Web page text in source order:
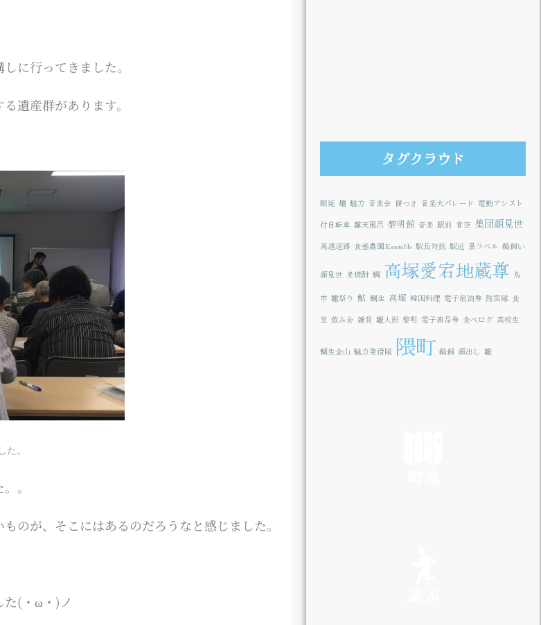
に行ってきました。
遺産群があります。
。
。
のが、そこにはあるのだろうなと感じました。
た(・ω・)ノ
タグクラウド
順延 麺 魅力 音楽会 餅つき 音楽大パレード 電動アシスト
付自転車 露天風呂 黎明館 音楽 駅前 青空 集団顔見世
高速道路 食感農園KazetoNe 駅長対抗 駅近 黒ラベル 鵜飼い
顔見世 麦焼酎 鯛 高塚愛宕地蔵尊 鳥
市 雛祭り 鮎 鯛生 高塚 韓国料理 電子宿泊券 鼓笛隊 食
堂 飲み会 雑貨 雛人形 黎明 電子商品券 食べログ 高校生
鯛生金山 魅力発信隊 隈町 鵜飼 顔出し 雛